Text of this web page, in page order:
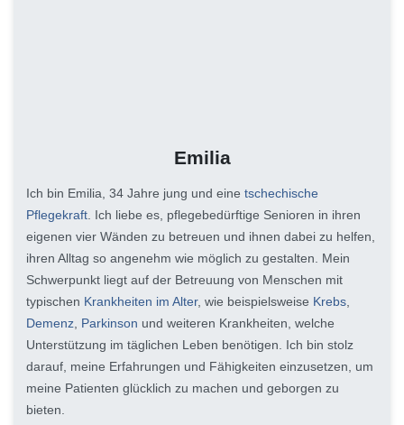
Emilia
Ich bin Emilia, 34 Jahre jung und eine tschechische
Pflegekraft. Ich liebe es, pflegebedürftige Senioren in ihren
eigenen vier Wänden zu betreuen und ihnen dabei zu helfen,
ihren Alltag so angenehm wie möglich zu gestalten. Mein
Schwerpunkt liegt auf der Betreuung von Menschen mit
typischen Krankheiten im Alter, wie beispielsweise Krebs,
Demenz, Parkinson und weiteren Krankheiten, welche
Unterstützung im täglichen Leben benötigen. Ich bin stolz
darauf, meine Erfahrungen und Fähigkeiten einzusetzen, um
meine Patienten glücklich zu machen und geborgen zu
bieten.